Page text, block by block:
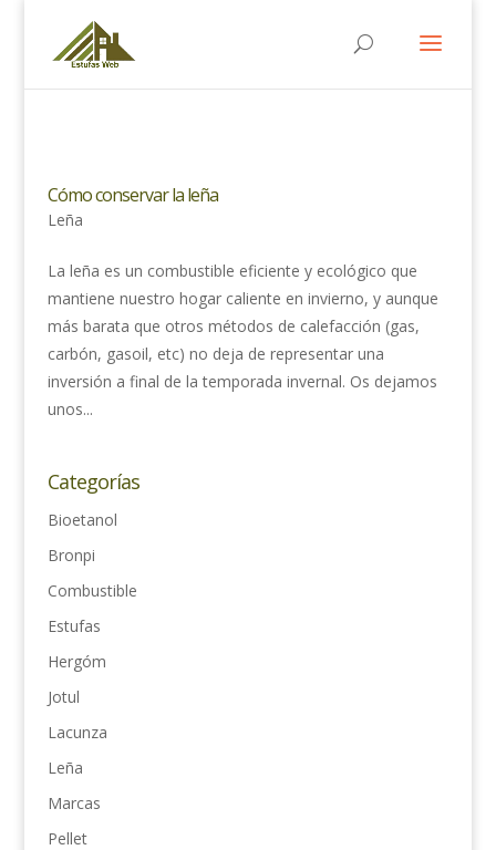
Cómo conservar la leña
Leña
La leña es un combustible eficiente y ecológico que
mantiene nuestro hogar caliente en invierno, y aunque
más barata que otros métodos de calefacción (gas,
carbón, gasoil, etc) no deja de representar una
inversión a final de la temporada invernal. Os dejamos
unos...
Categorías
Bioetanol
Bronpi
Combustible
Estufas
Hergóm
Jotul
Lacunza
Leña
Marcas
Pellet